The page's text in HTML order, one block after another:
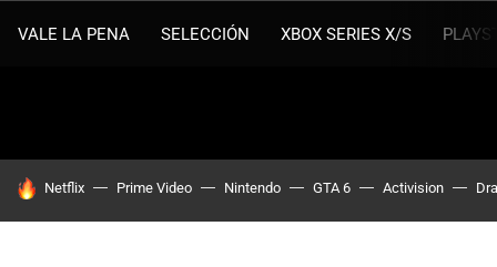
VALE LA PENA SELECCIÓN XBOX SERIES X/S
HOY SE HABLA DE
Netflix Prime Video Nintendo GTA 6 Activision